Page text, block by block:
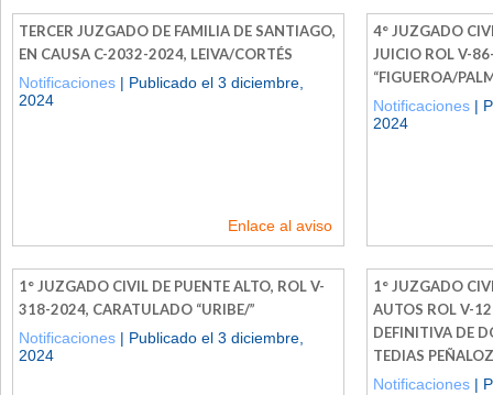
TERCER JUZGADO DE FAMILIA DE SANTIAGO,
EN CAUSA C-2032-2024, LEIVA/CORTÉS
Notificaciones | Publicado el 3 diciembre,
2024
Enlace al aviso
4° JUZGADO
JUICIO ROL V-
“FIGUEROA/
Notificaciones |
2024
1° JUZGADO CIVIL DE PUENTE ALTO, ROL V-
318-2024, CARATULADO “URIBE/”
Notificaciones | Publicado el 3 diciembre,
2024
1° JUZGADO
AUTOS ROL V-
DEFINITIVA DE
TEDIAS
Notificaciones |